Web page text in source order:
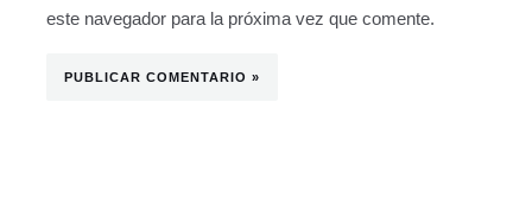
este navegador para la próxima vez que comente.